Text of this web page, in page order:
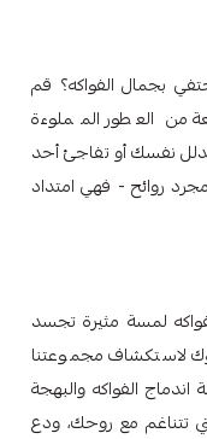
بجمال الفواكه؟ قم
من العطور المملوءة
تدلل نفسك أو تفاجئ أحد
روائح - فهي امتداد
لمسة مثيرة تجسد
لاستكشاف مجموعتنا
الفواكه والبهجة
تتناغم مع روحك، ودع